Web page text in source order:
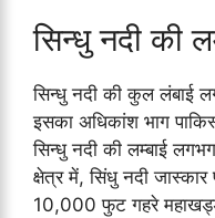
सिन्धु नदी की
सिन्धु नदी की कुल लंबाई
इसका अधिकांश भाग
सिन्धु नदी की लम्बाई
क्षेत्र में, सिंधु नदी
10,000 फुट गहरे